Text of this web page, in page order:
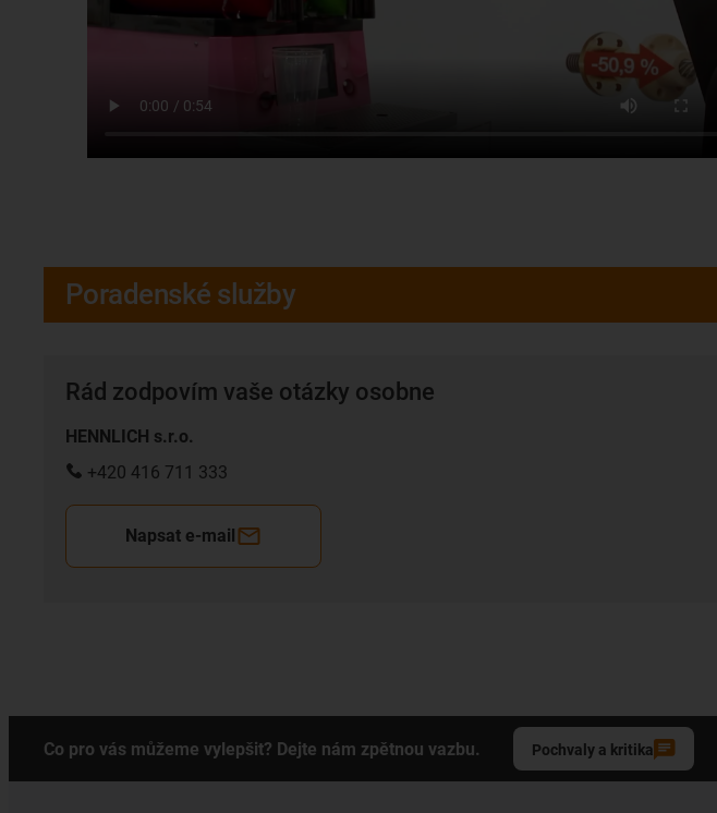
Poradenské služby
Rád zodpovím vaše otázky osobne
HENNLICH s.r.o.
+420 416 711 333
Napsat e-mail
Co pro vás můžeme vylepšit? Dejte nám zpětnou vazbu. Pochvaly a kritika